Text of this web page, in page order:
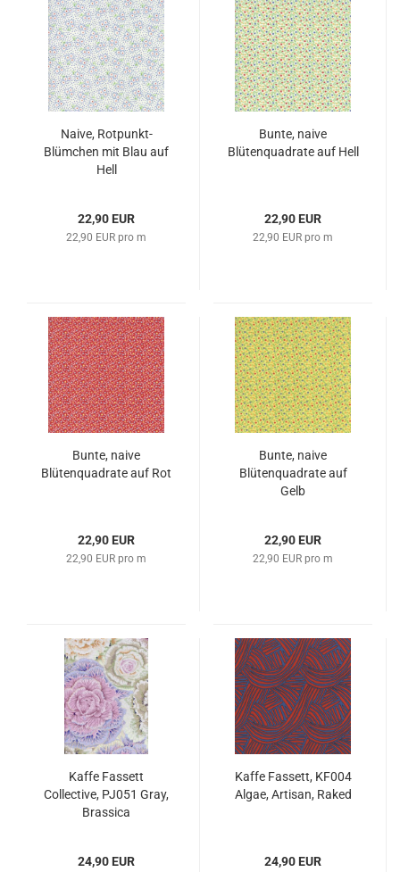
Naive, Rotpunkt-
Blümchen mit Blau auf
Hell
22,90 EUR
22,90 EUR pro m
Bunte, naive
Blütenquadrate auf Hell
22,90 EUR
22,90 EUR pro m
Bunte, naive
Blütenquadrate auf Rot
22,90 EUR
22,90 EUR pro m
Bunte, naive
Blütenquadrate auf
Gelb
22,90 EUR
22,90 EUR pro m
Kaffe Fassett
Collective, PJ051 Gray,
Brassica
24,90 EUR
Kaffe Fassett, KF004
Algae, Artisan, Raked
24,90 EUR